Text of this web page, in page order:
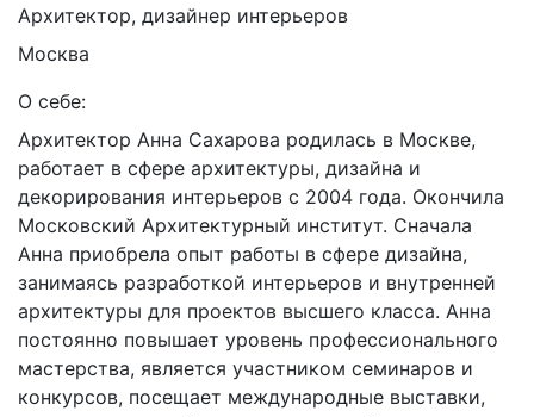
Архитектор, дизайнер интерьеров
Москва
О себе:
Архитектор Анна Сахарова родилась в Москве,
работает в сфере архитектуры, дизайна и
декорирования интерьеров с 2004 года. Окончила
Московский Архитектурный институт. Сначала
Анна приобрела опыт работы в сфере дизайна,
занимаясь разработкой интерьеров и внутренней
архитектуры для проектов высшего класса. Анна
постоянно повышает уровень профессионального
мастерства, является участником семинаров и
конкурсов, посещает международные выставки,